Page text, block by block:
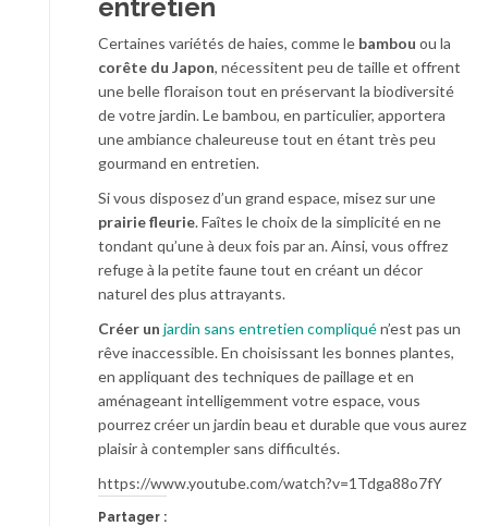
entretien
Certaines variétés de haies, comme le bambou ou la
corête du Japon, nécessitent peu de taille et offrent
une belle floraison tout en préservant la biodiversité
de votre jardin. Le bambou, en particulier, apportera
une ambiance chaleureuse tout en étant très peu
gourmand en entretien.
Si vous disposez d’un grand espace, misez sur une
prairie fleurie. Faîtes le choix de la simplicité en ne
tondant qu’une à deux fois par an. Ainsi, vous offrez
refuge à la petite faune tout en créant un décor
naturel des plus attrayants.
Créer un jardin sans entretien compliquén’est pas un
rêve inaccessible. En choisissant les bonnes plantes,
en appliquant des techniques de paillage et en
aménageant intelligemment votre espace, vous
pourrez créer un jardin beau et durable que vous aurez
plaisir à contempler sans difficultés.
https://www.youtube.com/watch?v=1Tdga88o7fY
Partager :